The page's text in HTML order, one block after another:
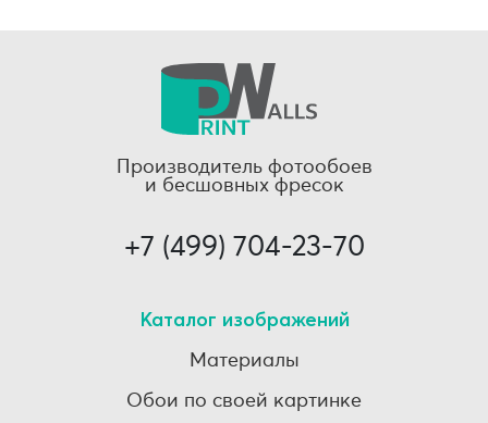
Производитель фотообоев
и бесшовных фресок
+7 (499) 704-23-70
Каталог изображений
Материалы
Обои по своей картинке